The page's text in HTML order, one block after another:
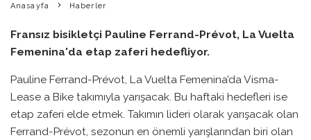
Anasayfa Haberler
Fransız bisikletçi Pauline Ferrand-Prévot, La Vuelta
Femenina'da etap zaferi hedefliyor.
Pauline Ferrand-Prévot, La Vuelta Femenina’da Visma-
Lease a Bike takımıyla yarışacak. Bu haftaki hedefleri ise
etap zaferi elde etmek. Takımın lideri olarak yarışacak olan
Ferrand-Prévot, sezonun en önemli yarışlarından biri olan